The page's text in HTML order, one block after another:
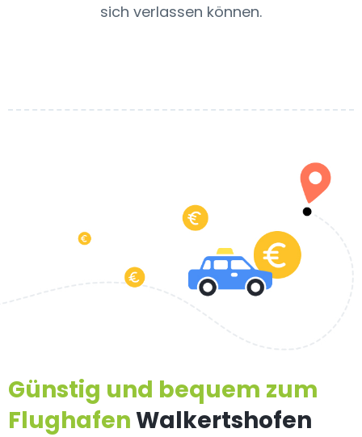
sich verlassen können.
Günstig und bequem zum
FlughafenWalkertshofen